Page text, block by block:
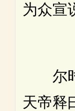
为众宣
尔时
天帝释